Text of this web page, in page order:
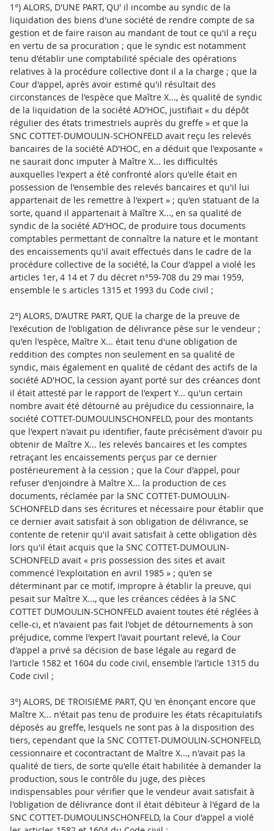
1°) ALORS, D'UNE PART, QU' il incombe au syndic de la
liquidation des biens d'une société de rendre compte de sa
gestion et de faire raison au mandant de tout ce qu'il a reçu
en vertu de sa procuration ; que le syndic est notamment
tenu d'établir une comptabilité spéciale des opérations
relatives à la procédure collective dont il a la charge ; que la
Cour d'appel, après avoir estimé qu'il résultait des
circonstances de l'espèce que Maître X..., ès qualité de syndic
de la liquidation de la société AD'HOC, justifiait « du dépôt
régulier des états trimestriels auprès du greffe » et que la
SNC COTTET-DUMOULIN-SCHONFELD avait reçu les relevés
bancaires de la société AD'HOC, en a déduit que l'exposante «
ne saurait donc imputer à Maître X... les difficultés
auxquelles l'expert a été confronté alors qu'elle était en
possession de l'ensemble des relevés bancaires et qu'il lui
appartenait de les remettre à l'expert » ; qu'en statuant de la
sorte, quand il appartenait à Maître X..., en sa qualité de
syndic de la société AD'HOC, de produire tous documents
comptables permettant de connaître la nature et le montant
des encaissements qu'il avait effectués dans le cadre de la
procédure collective de la société, la Cour d'appel a violé les
articles 1er, 4 14 et 7 du décret n°59-708 du 29 mai 1959,
ensemble le s articles 1315 et 1993 du Code civil ;
2°) ALORS, D'AUTRE PART, QUE la charge de la preuve de
l'exécution de l'obligation de délivrance pèse sur le vendeur ;
qu'en l'espèce, Maître X... était tenu d'une obligation de
reddition des comptes non seulement en sa qualité de
syndic, mais également en qualité de cédant des actifs de la
société AD'HOC, la cession ayant porté sur des créances dont
il était attesté par le rapport de l'expert Y... qu'un certain
nombre avait été détourné au préjudice du cessionnaire, la
société COTTET-DUMOULINSCHONFELD, pour des montants
que l'expert n'avait pu identifier, faute précisément d'avoir pu
obtenir de Maître X... les relevés bancaires et les comptes
retraçant les encaissements perçus par ce dernier
postérieurement à la cession ; que la Cour d'appel, pour
refuser d'enjoindre à Maître X... la production de ces
documents, réclamée par la SNC COTTET-DUMOULIN-
SCHONFELD dans ses écritures et nécessaire pour établir que
ce dernier avait satisfait à son obligation de délivrance, se
contente de retenir qu'il avait satisfait à cette obligation dès
lors qu'il était acquis que la SNC COTTET-DUMOULIN-
SCHONFELD avait « pris possession des sites et avait
commencé l'exploitation en avril 1985 » ; qu'en se
déterminant par ce motif, impropre à établir la preuve, qui
pesait sur Maître X..., que les créances cédées à la SNC
COTTET DUMOULIN-SCHONFELD avaient toutes été réglées à
celle-ci, et n'avaient pas fait l'objet de détournements à son
préjudice, comme l'expert l'avait pourtant relevé, la Cour
d'appel a privé sa décision de base légale au regard de
l'article 1582 et 1604 du code civil, ensemble l'article 1315 du
Code civil ;
3°) ALORS, DE TROISIEME PART, QU 'en énonçant encore que
Maître X... n'était pas tenu de produire les états récapitulatifs
déposés au greffe, lesquels ne sont pas à la disposition des
tiers, cependant que la SNC COTTET-DUMOULIN-SCHONFELD,
cessionnaire et cocontractant de Maître X..., n'avait pas la
qualité de tiers, de sorte qu'elle était habilitée à demander la
production, sous le contrôle du juge, des pièces
indispensables pour vérifier que le vendeur avait satisfait à
l'obligation de délivrance dont il était débiteur à l'égard de la
SNC COTTET-DUMOULINSCHONFELD, la Cour d'appel a violé